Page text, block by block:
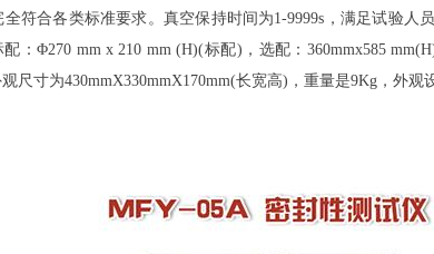
全符合各类标准要求。真空保持时间为1-9999s，满足试验
：Φ270 mm x 210 mm (H)(标配)，选配：360mmx585
尺寸为430mmX330mmX170mm(长宽高)，重量是9Kg，外